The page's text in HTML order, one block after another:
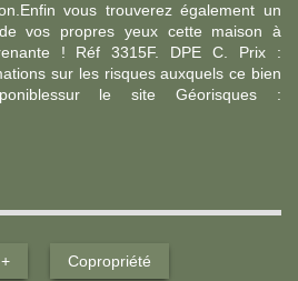
vous trouverez également un
vos propres yeux cette maison à
! Réf 3315F. DPE C. Prix :
sur les risques auxquels ce bien
le site Géorisques :
Copropriété